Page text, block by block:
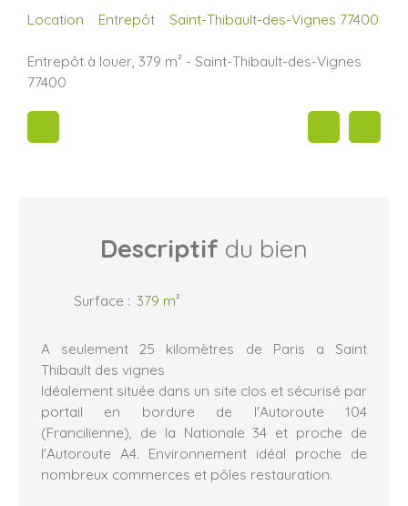
Location Entrepôt Saint-Thibault-des-Vignes 77400
Entrepôt à louer, 379 m² - Saint-Thibault-des-Vignes
77400
Descriptif du bien
Surface : 379 m²
A seulement 25 kilomètres de Paris a Saint
Thibault des vignes
Idéalement située dans un site clos et sécurisé par
portail en bordure de l'Autoroute 104
(Francilienne), de la Nationale 34 et proche de
l'Autoroute A4. Environnement idéal proche de
nombreux commerces et pôles restauration.